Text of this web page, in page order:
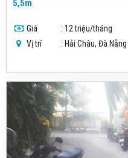
5,5m
Giá
: 12 triệu/tháng
Vị trí
: Hải Châu, Đà Nẵng